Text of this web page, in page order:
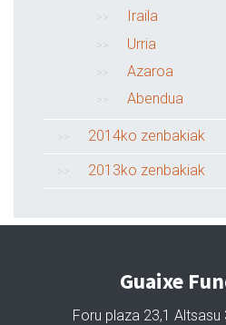
Iraila
Urria
Azaroa
Abendua
2014ko zenbakiak
2013ko zenbakiak
Guaixe
Foru plaza 23,1